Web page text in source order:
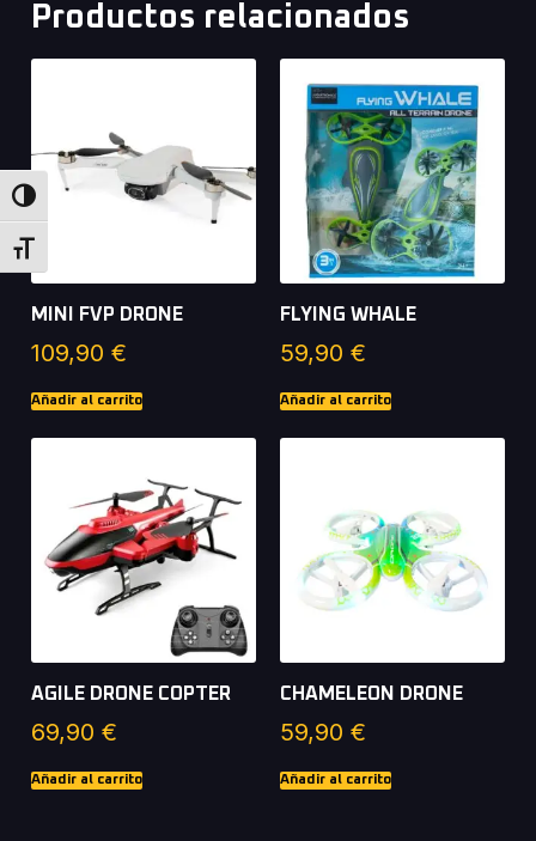
Alternar alto contraste
Alternar tamaño de letra
Productos relacionados
MINI FVP DRONE
109,90 €
Añadir al carrito
FLYING WHALE
59,90 €
Añadir al carrito
AGILE DRONE COPTER
69,90 €
Añadir al carrito
CHAMELEON DRONE
59,90 €
Añadir al carrito